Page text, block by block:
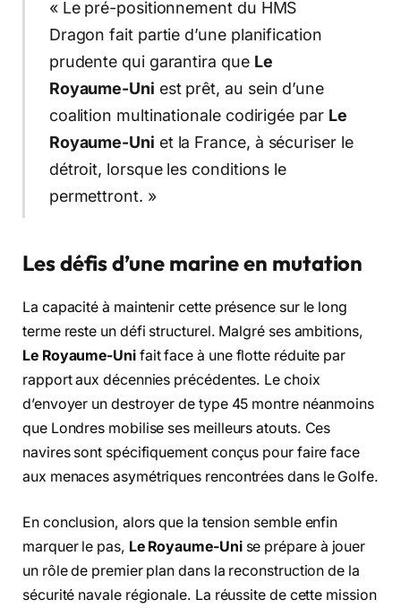
« Le pré-positionnement du HMS
Dragon fait partie d’une planification
prudente qui garantira que Le
Royaume-Uni est prêt, au sein d’une
coalition multinationale codirigée par Le
Royaume-Uni et la France, à sécuriser le
détroit, lorsque les conditions le
permettront. »
Les défis d’une marine en mutation
La capacité à maintenir cette présence sur le long
terme reste un défi structurel. Malgré ses ambitions,
Le Royaume-Unifait face à une flotte réduite par
rapport aux décennies précédentes. Le choix
d’envoyer un destroyer de type 45 montre néanmoins
que Londres mobilise ses meilleurs atouts. Ces
navires sont spécifiquement conçus pour faire face
aux menaces asymétriques rencontrées dans le Golfe.
En conclusion, alors que la tension semble enfin
marquer le pas, Le Royaume-Unise prépare à jouer
un rôle de premier plan dans la reconstruction de la
sécurité navale régionale. La réussite de cette mission